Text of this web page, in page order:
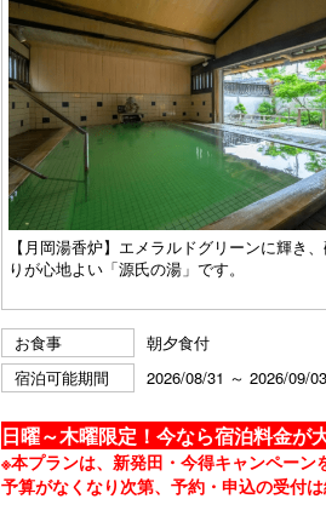
【月岡湯香炉】エメラルドグリーンに輝き
りが心地よい「源氏の湯」です。
お食事 朝夕食付
宿泊可能期間
2026/08/31 ～ 2026/09/03
日曜～木曜限定！今なら宿泊料金が
※本プランは、新発田・今得キャンペーン
予算がなくなり次第、予約・申込の受付